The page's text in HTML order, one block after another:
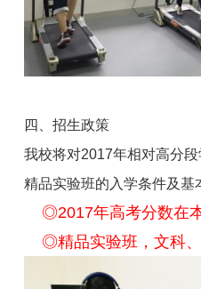
四、招生政策
我校将对2017年相对高分段
精品实验班的入学条件及基
◎2017年高考分数在
◎精品实验班，文科、